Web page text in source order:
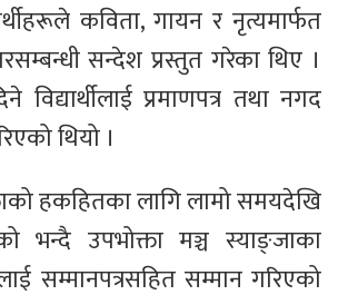
कविता, गायन र नृत्यमार्फत
सन्देश प्रस्तुत गरेका थिए ।
विद्यार्थीलाई प्रमाणपत्र तथा नगद
थियो ।
हकहितका लागि लामो समयदेखि
भन्दै उपभोक्ता मञ्च स्याङ्जाका
सम्मानपत्रसहित सम्मान गरिएको